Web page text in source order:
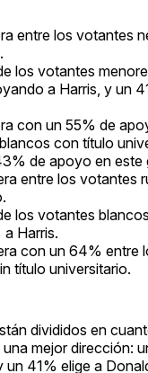
entre los votantes
los votantes
a Harris, y un
con un 55% de
con título
de apoyo en este
entre los votantes
los votantes
Harris.
con un 64% entre
título universitario.
divididos en
una mejor dirección:
un 41% elige a